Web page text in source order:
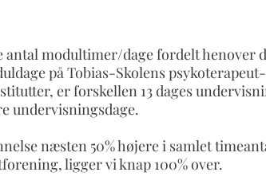
antal modultimer/dage fordelt henover
på Tobias-Skolens psykoterapeut-
er forskellen 13 dages
undervisningsdage.
næsten 50% højere i samlet
ligger vi knap 100% over.